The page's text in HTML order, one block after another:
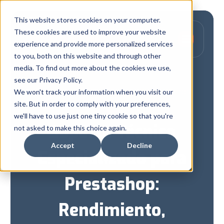
This website stores cookies on your computer.
These cookies are used to improve your website
experience and provide more personalized services
to you, both on this website and through other
media. To find out more about the cookies we use,
see our Privacy Policy.
We won't track your information when you visit our
site. But in order to comply with your preferences,
we'll have to use just one tiny cookie so that you're
not asked to make this choice again.
Accept Decline
Solucionamos Problemas, Impulsamos
Crecimiento.
Soporte Técnico
Especializado para
Prestashop:
Rendimiento,